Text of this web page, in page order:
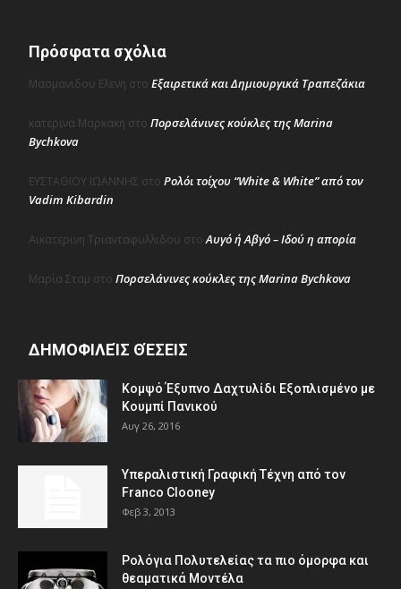
Πρόσφατα σχόλια
Μασμανιδου Ελενη στο Εξαιρετικά και Δημιουργικά Τραπεζάκια
κατερινα Μαρκακη στο Πορσελάνινες κούκλες της Marina
Bychkova
ΕΥΣΤΑΘΙΟΥ ΙΩΑΝΝΗΣ στο Ρολόι τοίχου “White & White” από τον
Vadim Kibardin
Αικατερινη Τριανταφυλλιδου στοΑυγό ή Αβγό – Ιδού η απορία
Μαρία Σταμ στο Πορσελάνινες κούκλες της Marina Bychkova
ΔΗΜΟΦΙΛΕΊΣ ΘΈΣΕΙΣ
Κομψό Έξυπνο Δαχτυλίδι Εξοπλισμένο με
Κουμπί Πανικού
Αυγ 26, 2016
Υπεραλιστική Γραφική Τέχνη από τον
Franco Clooney
Φεβ 3, 2013
Ρολόγια Πολυτελείας τα πιο όμορφα και
θεαματικά Μοντέλα